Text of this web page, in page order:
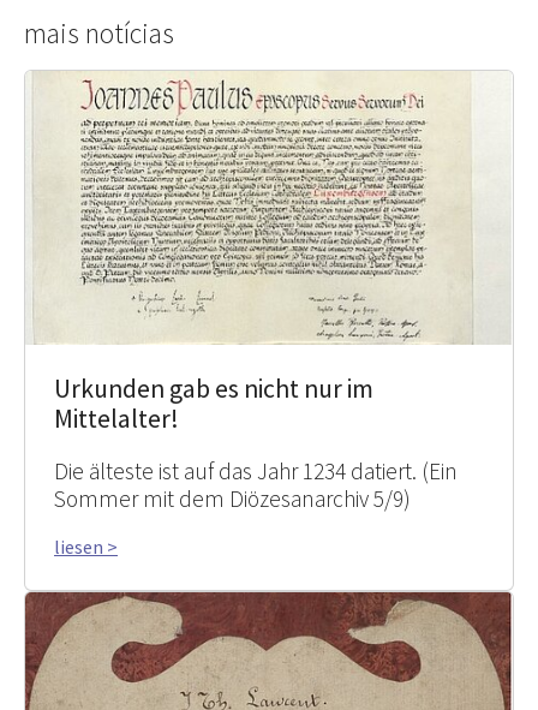
mais notícias
Urkunden gab es nicht nur im
Mittelalter!
Die älteste ist auf das Jahr 1234 datiert. (Ein
Sommer mit dem Diözesanarchiv 5/9)
liesen >